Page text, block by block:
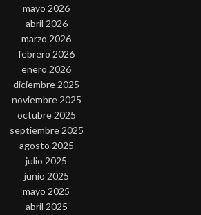
mayo 2026
abril 2026
marzo 2026
febrero 2026
enero 2026
diciembre 2025
noviembre 2025
octubre 2025
septiembre 2025
agosto 2025
julio 2025
junio 2025
mayo 2025
abril 2025